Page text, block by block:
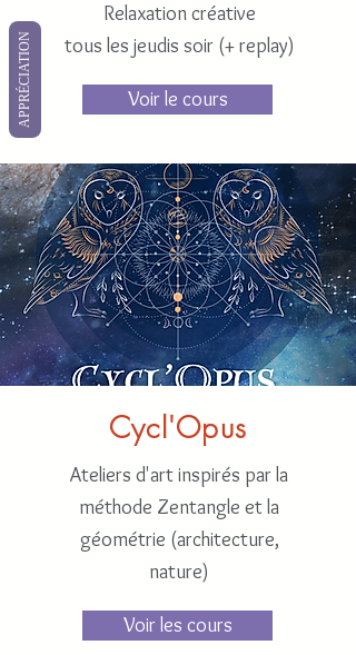
Relaxation créative
tous les jeudis soir (+ replay)
Voir le cours
Cycl'Opus
Ateliers d'art inspirés par la
méthode Zentangle et la
géométrie (architecture,
nature)
Voir les cours
APPRÉCIATION